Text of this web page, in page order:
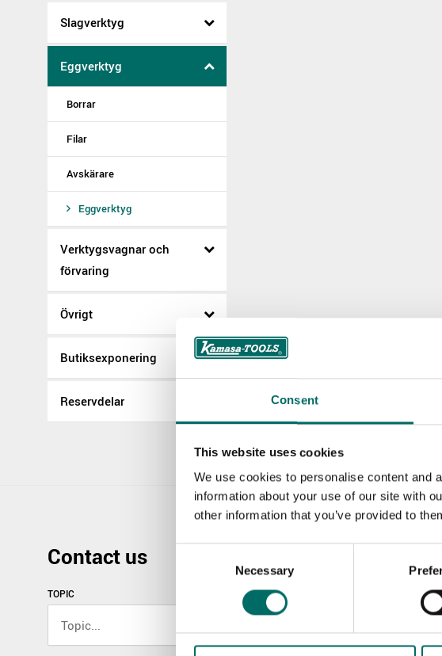
Consent
This website uses cookies
We use cookies to personalise content and
information about your use of our site with
other information that you’ve provided to
Necessary
Slagverktyg
Eggverktyg
Borrar
Filar
Avskärare
Eggverktyg
Verktygsvagnar och
förvaring
Övrigt
Butiksexponering
Reservdelar
Contact us
TOPIC